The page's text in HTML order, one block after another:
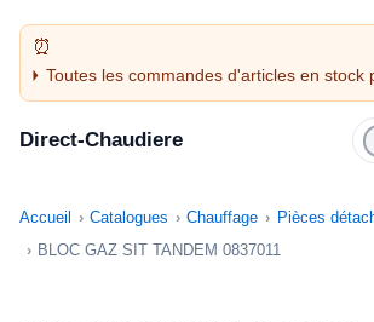
Toutes les commandes d'articles en stock
avant 14H sont expédiées le jour même
Direct-Chaudiere
Accueil Catalogues Chauffage
Pièces
BLOC GAZ SIT TANDEM 0837011